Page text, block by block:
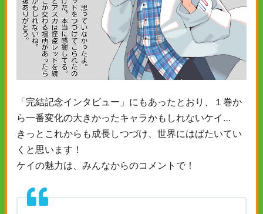
「完結記念インタビュー」にもあったとおり、１巻か
ら一番変化の大きかったキャラかもしれないケイ…
きっとこれからも成長しつづけ、世界にはばたいてい
くと思います！
ケイの魅力は、みんなからのコメントで！